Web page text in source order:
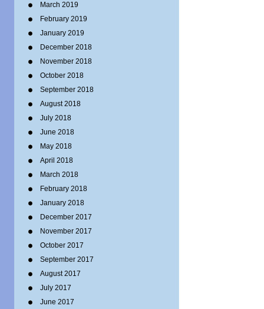
March 2019
February 2019
January 2019
December 2018
November 2018
October 2018
September 2018
August 2018
July 2018
June 2018
May 2018
April 2018
March 2018
February 2018
January 2018
December 2017
November 2017
October 2017
September 2017
August 2017
July 2017
June 2017